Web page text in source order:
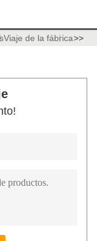
Viaje de la fábrica>>